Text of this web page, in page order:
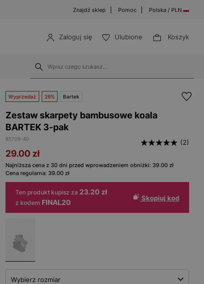
Znajdź sklep Pomoc Polska / PLN
Zaloguj się Ulubione Koszyk
Wyprzedaż 26% Bartek
Zestaw skarpety bambusowe koala
BARTEK 3-pak
85709-40 (2)
29.00 zł
Najniższa cena z 30 dni przed wprowadzeniem obniżki: 39.00 zł
Cena regularna: 39.00 zł
Ten produkt kupisz za 23.20 zł
z kodem FINAL20 Skopiuj kod
Wybierz rozmiar